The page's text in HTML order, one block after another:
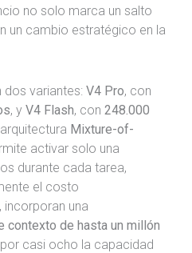
no solo marca un salto
un cambio estratégico en la
dos variantes: V4 Pro, con
, y V4 Flash, con 248.000
Mixture-of-
activar solo una
durante cada tarea,
el costo
una
contexto de hasta un millón
casi ocho la capacidad